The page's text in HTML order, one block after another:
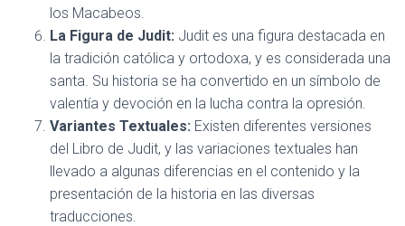
los Macabeos.
La Figura de Judit: Judit es una figura destacada en
la tradición católica y ortodoxa, y es considerada una
santa. Su historia se ha convertido en un símbolo de
valentía y devoción en la lucha contra la opresión.
Variantes Textuales: Existen diferentes versiones
del Libro de Judit, y las variaciones textuales han
llevado a algunas diferencias en el contenido y la
presentación de la historia en las diversas
traducciones.